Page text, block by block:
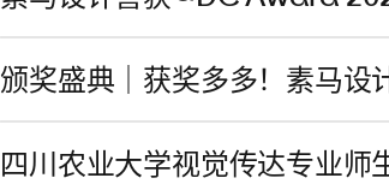
颁奖盛典｜获奖多多！素马
四川农业大学视觉传达专业师